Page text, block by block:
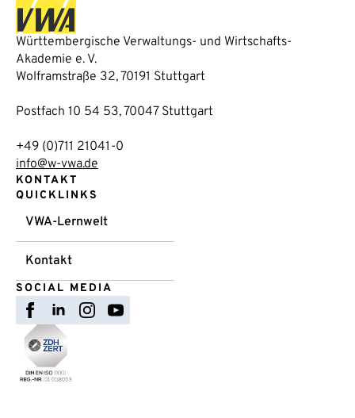
Württembergische Verwaltungs- und Wirtschafts-
Akademie e. V.
Wolframstraße 32, 70191 Stuttgart
Postfach 10 54 53, 70047 Stuttgart
+49 (0)711 21041-0
info@w-vwa.de
KONTAKT
QUICKLINKS
VWA-Lernwelt
Kontakt
SOCIAL MEDIA